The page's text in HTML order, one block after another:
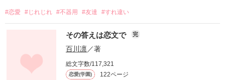
#恋愛 #じれじれ #不器用 #友達 #すれ違い
その答えは恋文で 完
百川凛／著
総文字数/117,321
恋愛(学園) 122ページ